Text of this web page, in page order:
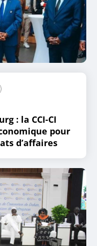
: la CCI-CI
pour
d’affaires